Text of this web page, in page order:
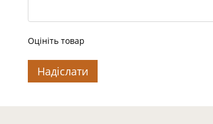
Оцініть товар
Надіслати